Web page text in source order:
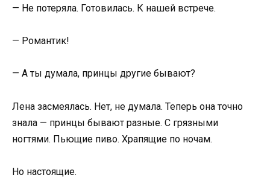
— Не потеряла. Готовилась. К нашей встрече.
— Романтик!
— А ты думала, принцы другие бывают?
Лена засмеялась. Нет, не думала. Теперь она точно
знала — принцы бывают разные. С грязными
ногтями. Пьющие пиво. Храпящие по ночам.
Но настоящие.